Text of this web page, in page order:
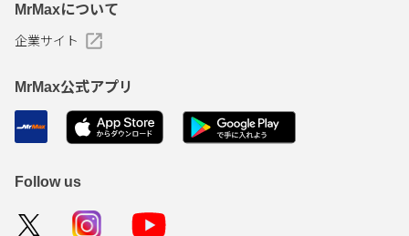
MrMaxについて
企業サイト
MrMax公式アプリ
Follow us